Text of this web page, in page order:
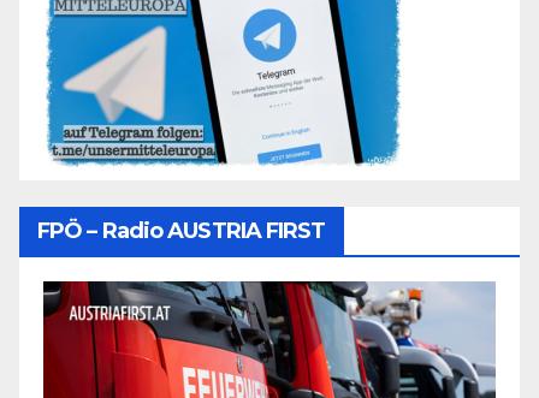
FPÖ – Radio AUSTRIA FIRST